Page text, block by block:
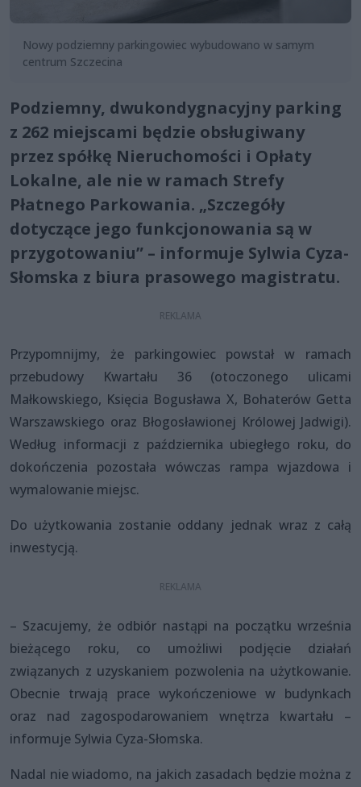
Nowy podziemny parkingowiec wybudowano w samym
centrum Szczecina
Podziemny, dwukondygnacyjny parking
z 262 miejscami będzie obsługiwany
przez spółkę Nieruchomości i Opłaty
Lokalne, ale nie w ramach Strefy
Płatnego Parkowania. „Szczegóły
dotyczące jego funkcjonowania są w
przygotowaniu” – informuje Sylwia Cyza-
Słomska z biura prasowego magistratu.
Przypomnijmy, że parkingowiec powstał w ramach
przebudowy Kwartału 36 (otoczonego ulicami
Małkowskiego, Księcia Bogusława X, Bohaterów Getta
Warszawskiego oraz Błogosławionej Królowej Jadwigi).
Według informacji z października ubiegłego roku, do
dokończenia pozostała wówczas rampa wjazdowa i
wymalowanie miejsc.
Do użytkowania zostanie oddany jednak wraz z całą
inwestycją.
– Szacujemy, że odbiór nastąpi na początku września
bieżącego roku, co umożliwi podjęcie działań
związanych z uzyskaniem pozwolenia na użytkowanie.
Obecnie trwają prace wykończeniowe w budynkach
oraz nad zagospodarowaniem wnętrza kwartału –
informuje Sylwia Cyza-Słomska.
Nadal nie wiadomo, na jakich zasadach będzie można z